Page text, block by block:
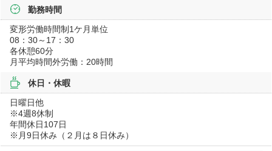
勤務時間
変形労働時間制1ケ月単位
08：30～17：30
各休憩60分
月平均時間外労働：20時間
休日・休暇
日曜日他
※4週8休制
年間休日107日
※月9日休み（２月は８日休み）